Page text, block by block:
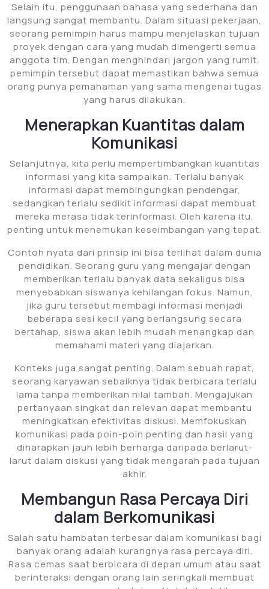
Selain itu, penggunaan bahasa yang sederhana dan
langsung sangat membantu. Dalam situasi pekerjaan,
seorang pemimpin harus mampu menjelaskan tujuan
proyek dengan cara yang mudah dimengerti semua
anggota tim. Dengan menghindari jargon yang rumit,
pemimpin tersebut dapat memastikan bahwa semua
orang punya pemahaman yang sama mengenai tugas
yang harus dilakukan.
Menerapkan Kuantitas dalam
Komunikasi
Selanjutnya, kita perlu mempertimbangkan kuantitas
informasi yang kita sampaikan. Terlalu banyak
informasi dapat membingungkan pendengar,
sedangkan terlalu sedikit informasi dapat membuat
mereka merasa tidak terinformasi. Oleh karena itu,
penting untuk menemukan keseimbangan yang tepat.
Contoh nyata dari prinsip ini bisa terlihat dalam dunia
pendidikan. Seorang guru yang mengajar dengan
memberikan terlalu banyak data sekaligus bisa
menyebabkan siswanya kehilangan fokus. Namun,
jika guru tersebut membagi informasi menjadi
beberapa sesi kecil yang berlangsung secara
bertahap, siswa akan lebih mudah menangkap dan
memahami materi yang diajarkan.
Konteks juga sangat penting. Dalam sebuah rapat,
seorang karyawan sebaiknya tidak berbicara terlalu
lama tanpa memberikan nilai tambah. Mengajukan
pertanyaan singkat dan relevan dapat membantu
meningkatkan efektivitas diskusi. Memfokuskan
komunikasi pada poin-poin penting dan hasil yang
diharapkan jauh lebih berharga daripada berlarut-
larut dalam diskusi yang tidak mengarah pada tujuan
akhir.
Membangun Rasa Percaya Diri
dalam Berkomunikasi
Salah satu hambatan terbesar dalam komunikasi bagi
banyak orang adalah kurangnya rasa percaya diri.
Rasa cemas saat berbicara di depan umum atau saat
berinteraksi dengan orang lain seringkali membuat